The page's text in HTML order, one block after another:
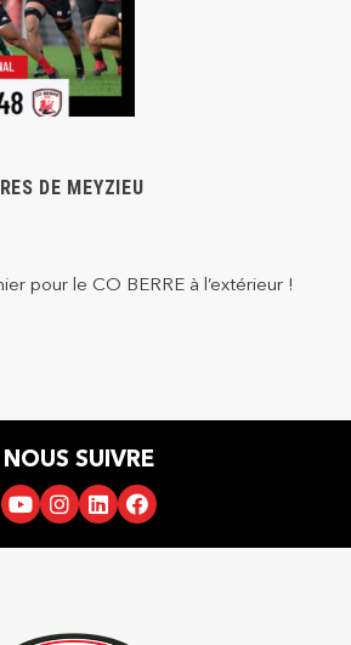
DE MEYZIEU
pour le CO BERRE à l’extérieur !
NOUS SUIVRE